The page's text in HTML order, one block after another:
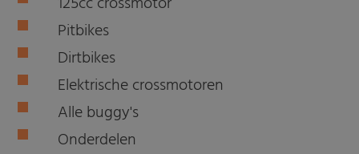
Pitbikes
Dirtbikes
Elektrische crossmotoren
Alle buggy's
Onderdelen